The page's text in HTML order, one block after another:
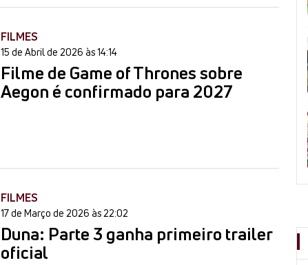
FILMES
15 de Abril de 2026 às 14:14
Filme de Game of Thrones sobre
Aegon é confirmado para 2027
FILMES
17 de Março de 2026 às 22:02
Duna: Parte 3 ganha primeiro trailer
oficial